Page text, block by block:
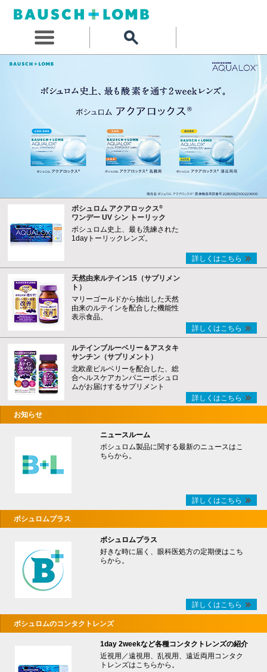
ボシュロム アクアロックス®
ワンデー UV シン トーリック
ボシュロム史上、最も洗練された
1dayトーリックレンズ。
詳しくはこちら
天然由来ルテイン15（サプリメン
ト）
マリーゴールドから抽出した天然
由来のルテインを配合した機能性
表示食品。
詳しくはこちら
ルテインブルーベリー＆アスタキ
サンチン（サプリメント）
北欧産ビルベリーを配合した、総
合ヘルスケアカンパニーボシュロ
ムがお届けするサプリメント
詳しくはこちら
お知らせ
ニュースルーム
ボシュロム製品に関する最新のニュースはこ
ちらから。
詳しくはこちら
ボシュロムプラス
ボシュロムプラス
好きな時に届く、眼科医処方の定期便はこち
らから。
詳しくはこちら
ボシュロムのコンタクトレンズ
1day 2weekなど各種コンタクトレンズの紹介
近視用／遠視用、乱視用、遠近両用コンタク
トレンズはこちらから。